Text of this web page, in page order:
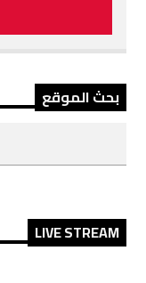
بحث الموقع
LIVE STREAM